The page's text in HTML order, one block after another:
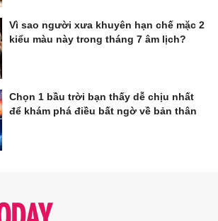
Vì sao người xưa khuyên hạn chế mặc 2
kiểu màu này trong tháng 7 âm lịch?
Chọn 1 bầu trời bạn thấy dễ chịu nhất
để khám phá điều bất ngờ về bản thân